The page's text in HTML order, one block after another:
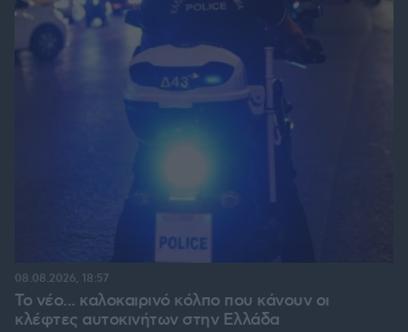
Το νέο... καλοκαιρινό κόλπο που κάνουν οι
κλέφτες αυτοκινήτων στην Ελλάδα
08.08.2026, 18:57